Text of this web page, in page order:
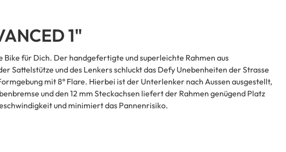
1"
Bike für Dich. Der handgefertigte und superleichte Rahmen aus
und des Lenkers schluckt das Defy Unebenheiten der Strasse
mit 8° Flare. Hierbei ist der Unterlenker nach Aussen ausgestellt,
und den 12 mm Steckachsen liefert der Rahmen genügend Platz
und minimiert das Pannenrisiko.